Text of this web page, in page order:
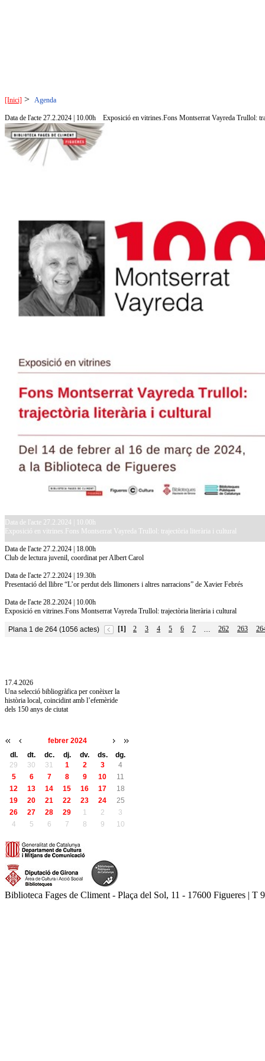
[Inici] > Agenda
Data de l'acte 27.2.2024 | 10.00h Exposició en vitrines.Fons Montserrat Vayreda Trullol:
Data de l'acte 27.2.2024 | 10.00h
Exposició en vitrines.Fons Montserrat Vayreda Trullol: trajectòria literària i cultural
Data de l'acte 27.2.2024 | 18.00h
Club de lectura juvenil, coordinat per Albert Carol
Data de l'acte 27.2.2024 | 19.30h
Presentació del llibre “L’or perdut dels llimoners i altres narracions” de Xavier Febrés
Data de l'acte 28.2.2024 | 10.00h
Exposició en vitrines.Fons Montserrat Vayreda Trullol: trajectòria literària i cultural
Plana 1 de 264 (1056 actes) [1] 2 3 4 5 6 7 … 262 263
17.4.2026
Una selecció bibliogràfica per conèixer la
història local, coincidint amb l’efemèride
dels 150 anys de ciutat
febrer 2024
dl.
dt. dc. dj. dv. ds.
dg.
29
30 31 1 2 3
4
5
6 7 8 9 10
11
12
13 14 15 16 17
18
19
20 21 22 23 24
25
26
27 28 29 1 2
3
4
5 6 7 8 9 10
Biblioteca Fages de Climent - Plaça del Sol, 11 - 17600 Figueres |